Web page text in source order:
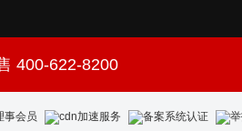
400-622-8200